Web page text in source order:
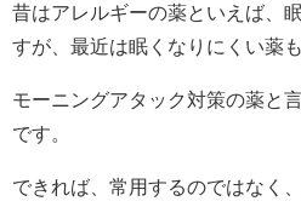
昔はアレルギーの薬といえば、
すが、最近は眠くなりにくい薬
モーニングアタック対策の薬と
です。
できれば、常用するのではなく